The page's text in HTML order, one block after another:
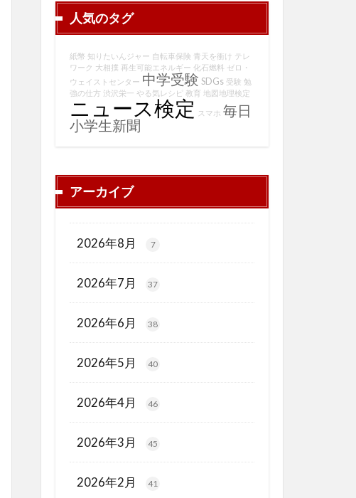
人気のタグ
紙幣 知りたいんジャー 自転車保険 青天を衝け テレ
ワーク 大相撲 再生可能エネルギー 化石燃料 ゼロ・
ウェイストセンター 中学受験 SDGs 受験 勉
強の仕方 渋沢栄一 やる気レシピ 教育 地図地理検定
ニュース検定 スマホ 毎日
小学生新聞
アーカイブ
2026年8月 7
2026年7月 37
2026年6月 38
2026年5月 40
2026年4月 46
2026年3月 45
2026年2月 41